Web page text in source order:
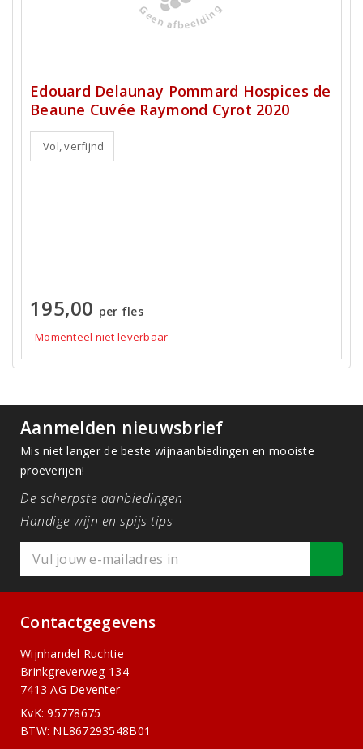
Edouard Delaunay Pommard Hospices de
Beaune Cuvée Raymond Cyrot 2020
Vol, verfijnd
195,00 per fles
Momenteel niet leverbaar
Aanmelden nieuwsbrief
Mis niet langer de beste wijnaanbiedingen en mooiste
proeverijen!
De scherpste aanbiedingen
Handige wijn en spijs tips
Contactgegevens
Wijnhandel Ruchtie
Brinkgreverweg 134
7413 AG Deventer
KvK: 95778675
BTW: NL867293548B01